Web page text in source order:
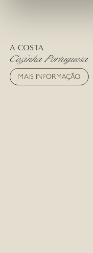
A COSTA
Cozinha Portuguesa
MAIS INFORMAÇÃO